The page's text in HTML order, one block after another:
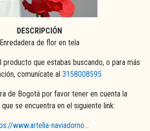
DESCRIPCIÓN
Enredadera de flor en tela
producto que estabas buscando, o para más
comunícate al 3158008595
de Bogotá por favor tener en cuenta la
se encuentra en el siguiente link:
www.artelia-naviadorno...